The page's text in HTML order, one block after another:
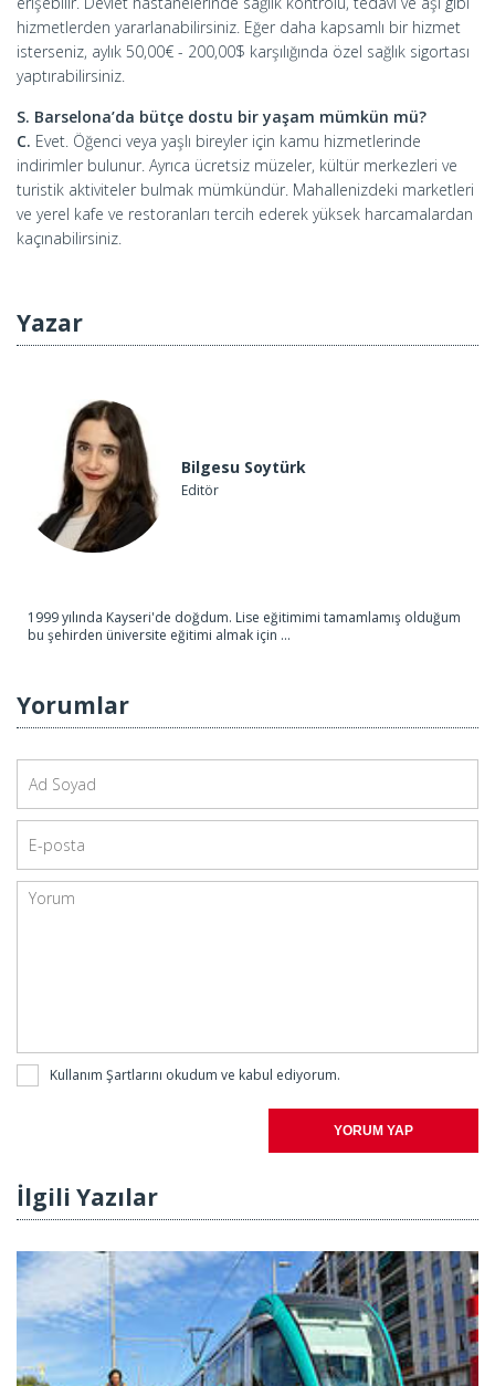
hizmetlerden yararlanabilirsiniz. Eğer daha kapsamlı bir hizmet
isterseniz, aylık 50,00€ - 200,00$ karşılığında özel sağlık sigortası
yaptırabilirsiniz.
S. Barselona’da bütçe dostu bir yaşam mümkün mü?
C. Evet. Öğenci veya yaşlı bireyler için kamu hizmetlerinde
indirimler bulunur. Ayrıca ücretsiz müzeler, kültür merkezleri ve
turistik aktiviteler bulmak mümkündür. Mahallenizdeki marketleri
ve yerel kafe ve restoranları tercih ederek yüksek harcamalardan
kaçınabilirsiniz.
Yazar
Bilgesu Soytürk
Editör
1999 yılında Kayseri'de doğdum. Lise eğitimimi tamamlamış olduğum
bu şehirden üniversite eğitimi almak için ...
Yorumlar
Kullanım Şartlarını okudum ve kabul ediyorum.
YORUM YAP
İlgili Yazılar